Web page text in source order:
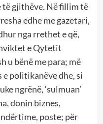
të gjithëve. Në fillim të
edhe me gazetari,
nga rrethet e që,
e Qytetit
u bënë me para; më
e politikanëve dhe, si
ngrënë, ‘sulmuan’
donin biznes,
poste; për